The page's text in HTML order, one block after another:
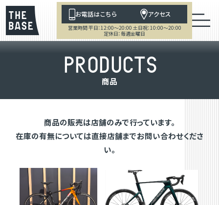
お電話はこちら アクセス
営業時間 平日：12:00～20:00 土日祝：10:00～20:00
定休日：毎週金曜日
PRODUCTS
商品
商品の販売は店舗のみで行っています。
在庫の有無については直接店舗までお問い合わせくださ
い。